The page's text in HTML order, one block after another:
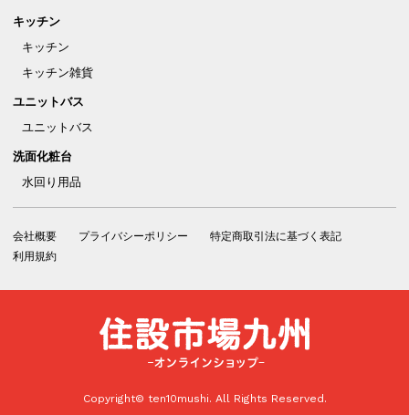
キッチン
キッチン
キッチン雑貨
ユニットバス
ユニットバス
洗面化粧台
水回り用品
会社概要 プライバシーポリシー
特定商取引法に基づく表記
利用規約
Copyright© ten10mushi. All Rights Reserved.